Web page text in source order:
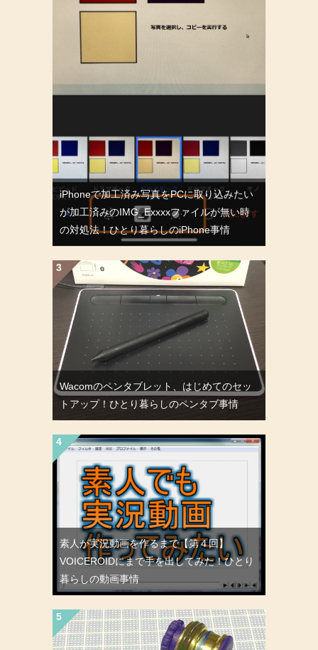
iPhoneで加工済み写真をPCに取り込みたい
が加工済みのIMG_Exxxxファイルが無い時
の対処法！ひとり暮らしのiPhone事情
Wacomのペンタブレット、はじめてのセッ
トアップ！ひとり暮らしのペンタブ事情
素人が実況動画を作るまで【第４回】
VOICEROIDにまで手を出してみた！ひとり
暮らしの動画事情